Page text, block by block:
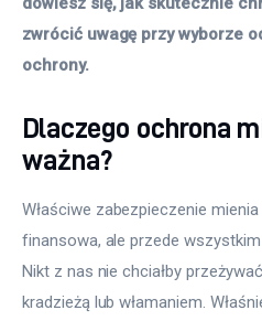
zwrócić uwagę przy wyborze
ochrony.
Dlaczego ochrona
ważna?
Właściwe zabezpieczenie
finansowa, ale przede
Nikt z nas nie chciałby
kradzieżą lub włamaniem.